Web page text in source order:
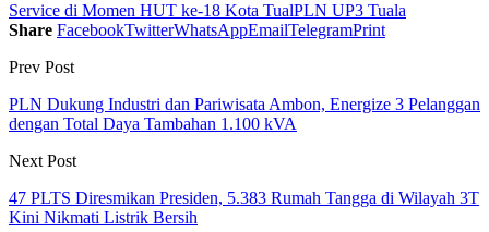
Service di Momen HUT ke-18 Kota TualPLN UP3 Tuala
Share FacebookTwitterWhatsAppEmailTelegramPrint
Prev Post
PLN Dukung Industri dan Pariwisata Ambon, Energize 3 Pelanggan
dengan Total Daya Tambahan 1.100 kVA
Next Post
47 PLTS Diresmikan Presiden, 5.383 Rumah Tangga di Wilayah 3T
Kini Nikmati Listrik Bersih